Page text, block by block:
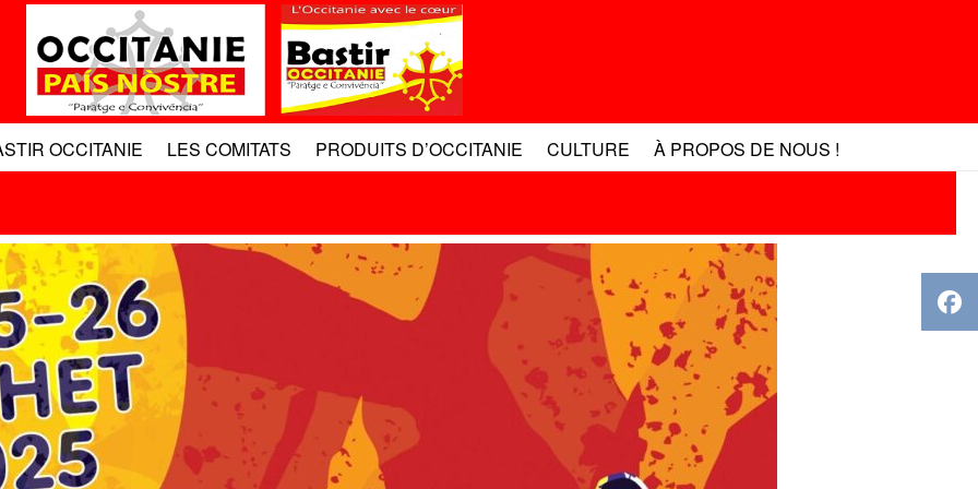
OCCITANIE LES COMITATS PRODUITS D’OCCITANIE CULTURE À PROPOS DE NOUS !